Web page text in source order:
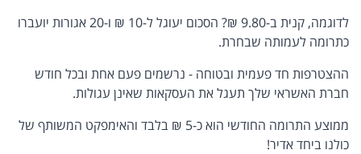
לדוגמה, קנית ב-9.80 ₪? הסכום יעוגל ל-10 ₪ ו-20 אגורות יועברו
כתרומה לעמותה שבחרת.
ההצטרפות חד פעמית ובטוחה - נרשמים פעם אחת ובכל חודש
חברת האשראי שלך תעגל את העסקאות שאינן עגולות.
ממוצע התרומה החודשי הוא כ-5 ₪ בלבד והאימפקט המשותף של
כולנו ביחד אדיר!